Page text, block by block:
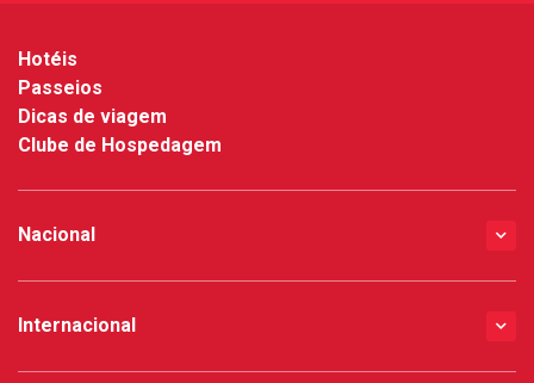
Hotéis
Passeios
Dicas de viagem
Clube de Hospedagem
Nacional
Internacional